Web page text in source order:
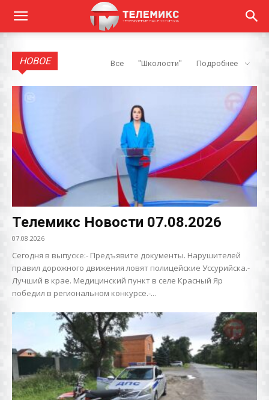
НОВОЕ Все "Школости" Подробнее
Телемикс Новости 07.08.2026
07.08.2026
Сегодня в выпуске:- Предъявите документы. Нарушителей
правил дорожного движения ловят полицейские Уссурийска.-
Лучший в крае. Медицинский пункт в селе Красный Яр
победил в региональном конкурсе.-...